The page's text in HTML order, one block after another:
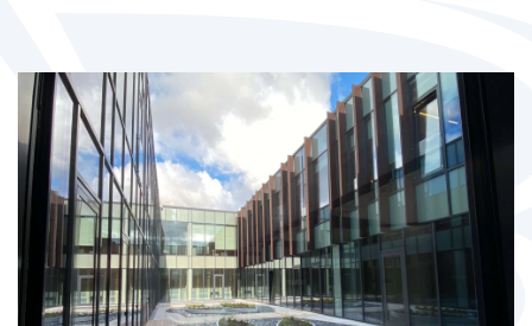
Tiekėjų skaičiuoklės
Аdministracija
Pardavimų skyrius
Tiekimo skyrius
Personalo skyrius